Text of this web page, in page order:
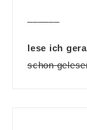
lese ich
schon